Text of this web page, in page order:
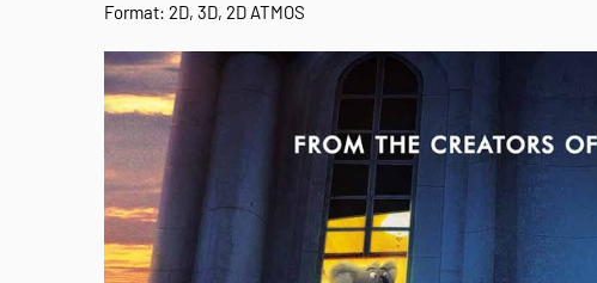
Format: 2D, 3D, 2D ATMOS